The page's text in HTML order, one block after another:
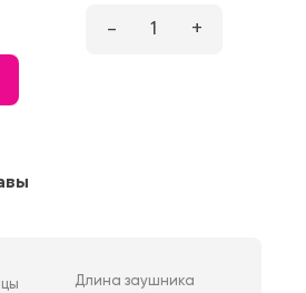
– 1 +
Длина заушника